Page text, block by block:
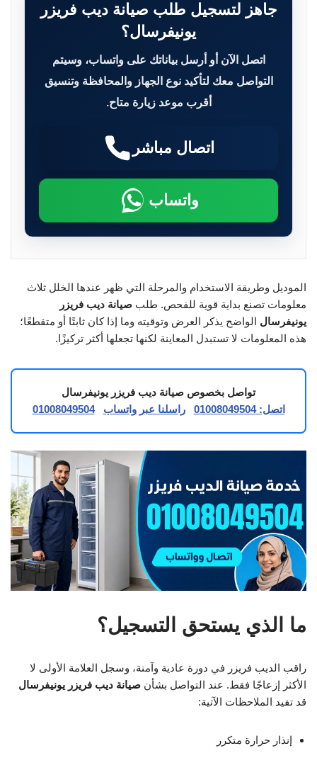
جاهز لتسجيل طلب صيانة ديب فريزر
يونيفرسال؟
اتصل الآن أو أرسل بياناتك على واتساب، وسيتم
التواصل معك لتأكيد نوع الجهاز والمحافظة وتنسيق
أقرب موعد زيارة متاح.
اتصال مباشر
واتساب
الموديل وطريقة الاستخدام والمرحلة التي ظهر عندها الخلل ثلاث
معلومات تصنع بداية قوية للفحص. طلب صيانة ديب فريزر
يونيفرسال الواضح يذكر العرض وتوقيته وما إذا كان ثابتًا أو متقطعًا؛
هذه المعلومات لا تستبدل المعاينة لكنها تجعلها أكثر تركيزًا.
تواصل بخصوص صيانة ديب فريزر يونيفرسال
اتصل: 01008049504
راسلنا عبر واتساب 01008049504
ما الذي يستحق التسجيل؟
راقب الديب فريزر في دورة عادية وآمنة، وسجل العلامة الأولى لا
الأكثر إزعاجًا فقط. عند التواصل بشأن صيانة ديب فريزر يونيفرسال
قد تفيد الملاحظات الآتية:
إنذار حرارة متكرر